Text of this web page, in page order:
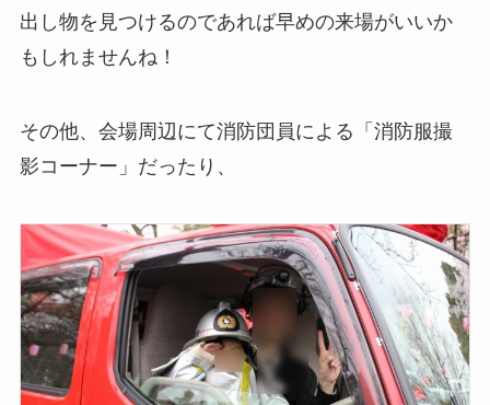
出し物を見つけるのであれば早めの来場がいいか
もしれませんね！
その他、会場周辺にて消防団員による「消防服撮
影コーナー」だったり、